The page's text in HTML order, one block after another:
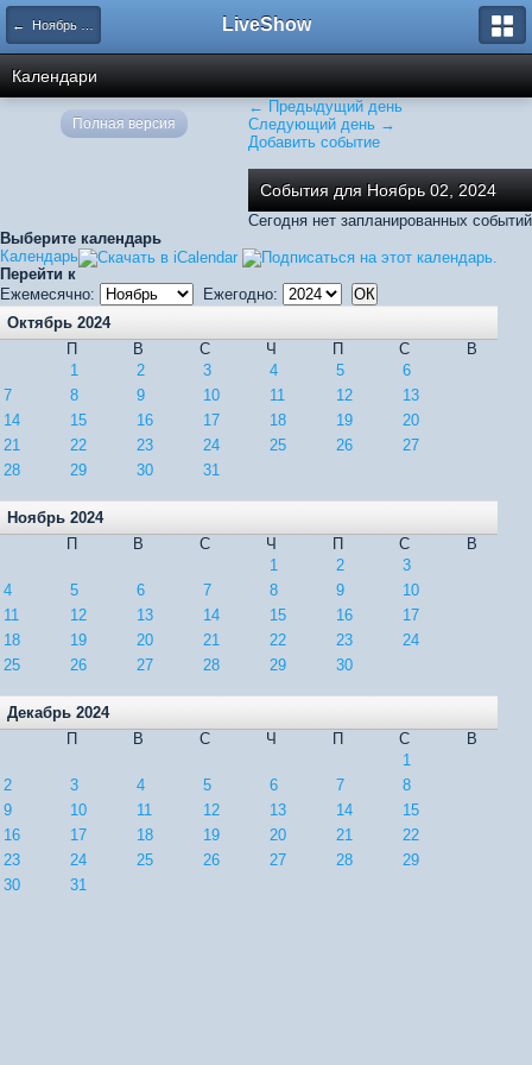
← Ноябрь 2024 LiveShow
Календари
← Предыдущий день
Следующий день →
Добавить событие
События для Ноябрь 02, 2024
Сегодня нет запланированных событий
Выберите календарь
Календарь
Перейти к
Ежемесячно:
Ежегодно:
Октябрь 2024
П
В С Ч П С
В
1
2 3 4 5
6
7
8 9 10 11 12
13
14
15 16 17 18 19
20
21
22 23 24 25 26
27
28
29 30 31
Ноябрь 2024
П
В С Ч П С
В
1
2
3
4
5 6 7 8 9
10
11
12 13 14 15 16
17
18
19 20 21 22 23
24
25
26 27 28 29 30
Декабрь 2024
П
В С Ч П С
В
1
2
3 4 5 6 7
8
9
10 11 12 13 14
15
16
17 18 19 20 21
22
23
24 25 26 27 28
29
30
31
Полная версия